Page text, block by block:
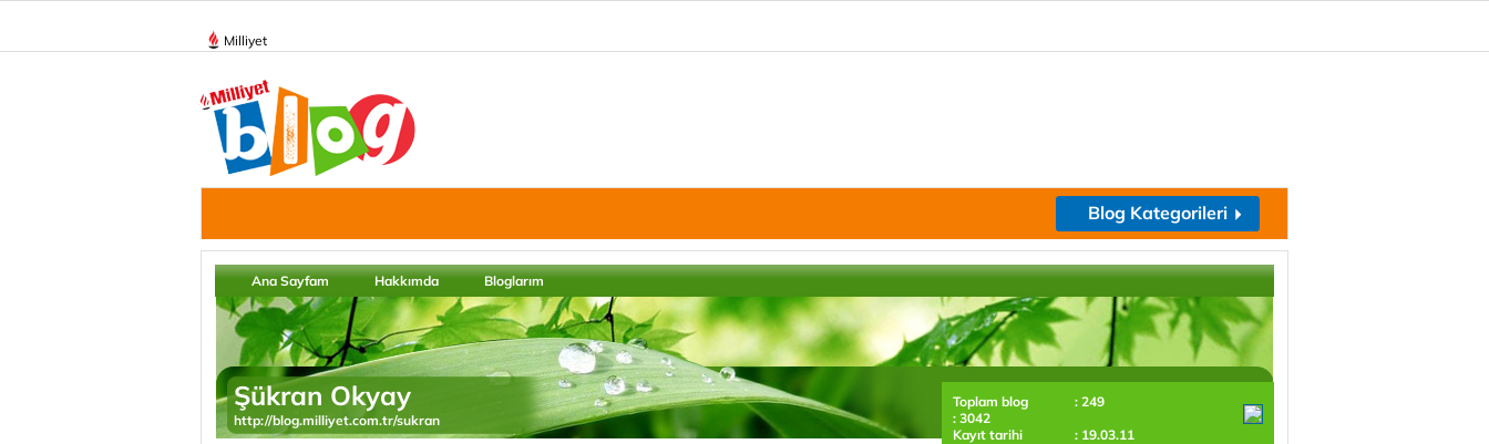
Milliyet
Blog Kategorileri
Ana Sayfam Hakkımda Bloglarım
Şükran Okyay
http://blog.milliyet.com.tr/sukran
Toplam blog
: 249
: 3042
Kayıt tarihi
: 19.03.11